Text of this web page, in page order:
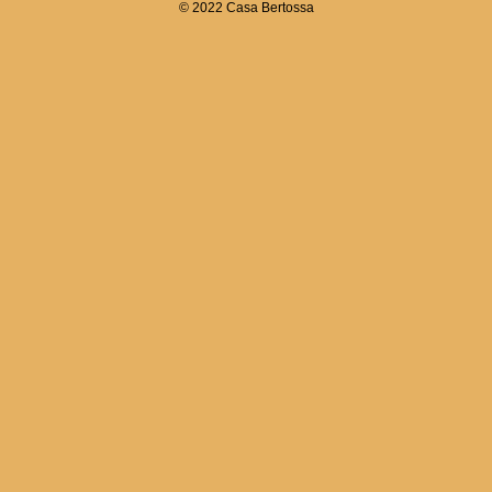
© 2022 Casa Bertossa